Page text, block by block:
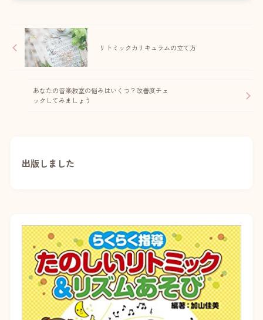
リトミックカリキュラムの立て方
あなたの音楽教室の悩みはいくつ？改善度チェ
ックしてみましょう
出版しました